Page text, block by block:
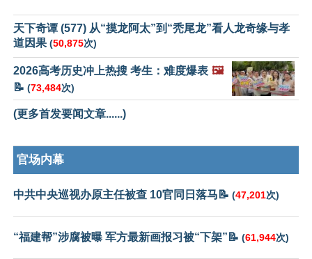
天下奇谭 (577) 从“摸龙阿太”到“秃尾龙”看人龙奇缘与孝
道因果 (50,875次)
2026高考历史冲上热搜 考生：难度爆表 🖼️
📝 (73,484次)
(更多首发要闻文章......)
官场内幕
中共中央巡视办原主任被查 10官同日落马📝 (47,201次)
“福建帮”涉腐被曝 军方最新画报习被“下架”📝 (61,944次)